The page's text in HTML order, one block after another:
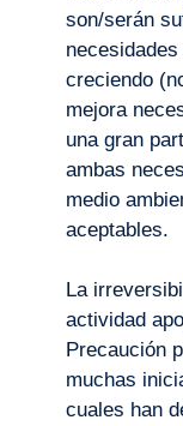
son/serán
creciendo
mejora
una gran
ambas
medio
aceptables.
La
actividad
Precaución
muchas
cuales han